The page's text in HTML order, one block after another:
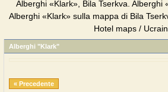
Alberghi «Klark», Bila Tserkva. Alberghi
Alberghi «Klark» sulla mappa di Bila
Hotel maps /
Alberghi "Klark"
« Precedente